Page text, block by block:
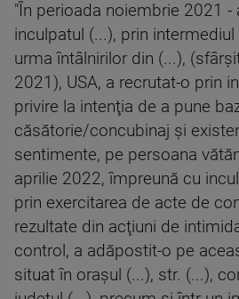
"În perioada noiembrie 2021 -
inculpatul (...), prin
urma întâlnirilor din (...),
2021), USA, a recrutat-o prin
privire la intenţia de a pune
căsătorie/concubinaj şi
sentimente, pe persoana
aprilie 2022, împreună cu
prin exercitarea de acte de
rezultate din acţiuni de
control, a adăpostit-o pe
situat în oraşul (...), str. (...),